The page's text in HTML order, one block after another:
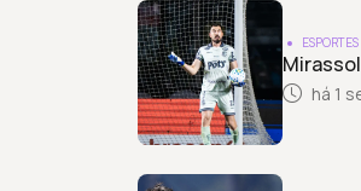
ESPORTES
há 1